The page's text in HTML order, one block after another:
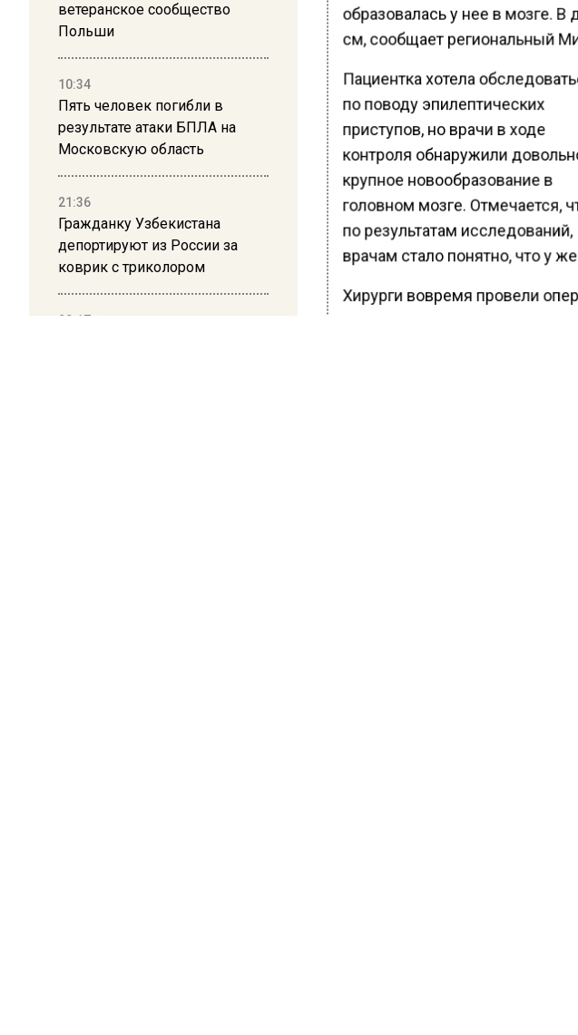
ветеранское сообщество
Польши
10:34
Пять человек погибли в
результате атаки БПЛА на
Московскую область
21:36
Гражданку Узбекистана
депортируют из России за
коврик с триколором
20:17
образовалась у нее в мозге.
см, сообщает региональный
Пациентка хотела
по поводу эпилептических
приступов, но врачи в ходе
контроля обнаружили
крупное новообразование в
головном мозге. Отмечается,
по результатам исследований,
врачам стало понятно, что у
Хирурги вовремя провели
опухоль, которая могла